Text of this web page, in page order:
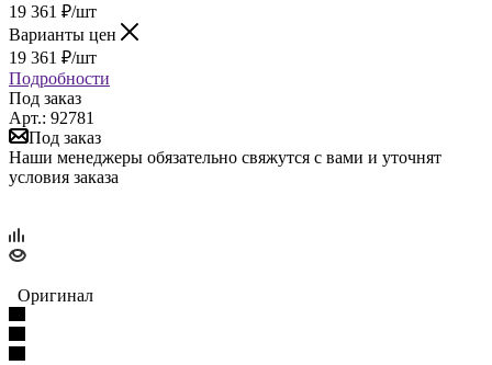
19 361 ₽/шт
Варианты цен
19 361 ₽/шт
Подробности
Под заказ
Арт.: 92781
Под заказ
Наши менеджеры обязательно свяжутся с вами и уточнят
условия заказа
Оригинал